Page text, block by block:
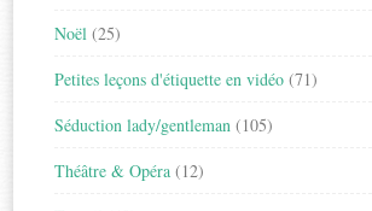
Noël (25)
Petites leçons d'étiquette en vidéo (71)
Séduction lady/gentleman (105)
Théâtre & Opéra (12)